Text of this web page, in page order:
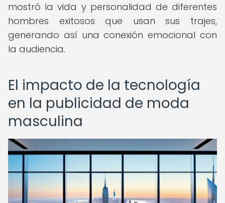
mostró la vida y personalidad de diferentes
hombres exitosos que usan sus trajes,
generando así una conexión emocional con
la audiencia.
El impacto de la tecnología
en la publicidad de moda
masculina